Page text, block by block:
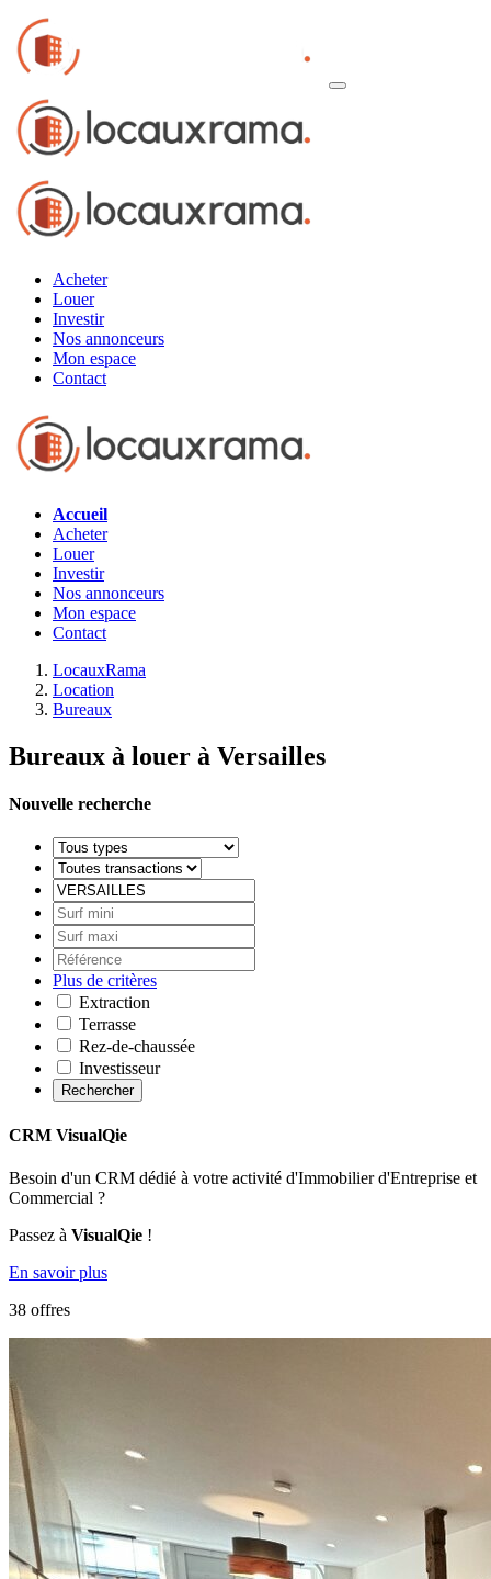
Acheter
Louer
Investir
Nos annonceurs
Mon espace
Contact
Accueil
Acheter
Louer
Investir
Nos annonceurs
Mon espace
Contact
LocauxRama
Location
Bureaux
Bureaux à louer à Versailles
Nouvelle recherche
Plus de critères
Extraction
Terrasse
Rez-de-chaussée
Investisseur
Rechercher
CRM VisualQie
Besoin d'un CRM dédié à votre activité d'Immobilier d'Entreprise et
Commercial ?
Passez à VisualQie !
En savoir plus
38 offres